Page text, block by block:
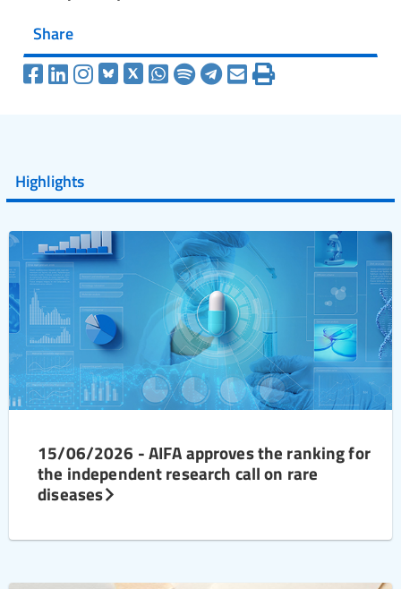
Share
Highlights
15/06/2026 - AIFA approves the ranking for
the independent research call on rare
diseases